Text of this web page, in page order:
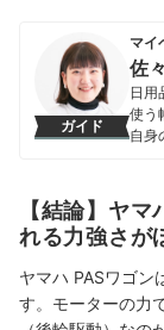
ガイド
マイ
佐
日用
使う
自身
【結論】ヤ
れる力強さが
ヤマハ PASワゴン
す。モーターの力